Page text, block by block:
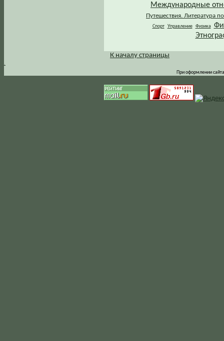
Международные
Путешествия. Литература
Спорт Управление Физика
.
К началу страницы
При оформлении